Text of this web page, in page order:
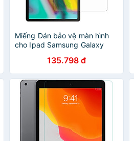
Miếng Dán bảo vệ màn hình
cho Ipad Samsung Galaxy
Chính Hãng135.798 đ